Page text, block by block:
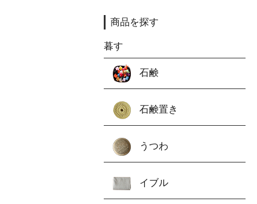
商品を探す
暮す
石鹸
石鹸置き
うつわ
イブル